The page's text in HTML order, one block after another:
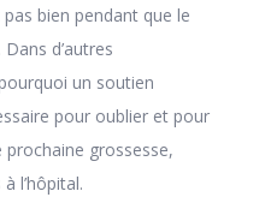
bien pendant que le
d’autres
un soutien
pour oublier et pour
grossesse,
l’hôpital.